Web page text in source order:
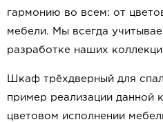
гармонию во всем: от
мебели. Мы всегда
разработке наших
Шкаф трёхдверный для
пример реализации данной
цветовом исполнении